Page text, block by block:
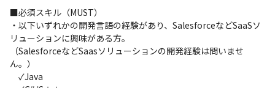
・先端CRMソリューションによる、グローバル営業基盤の構築
・日米欧に加え新興国市場への迅速な展開と定着化、効果創出の
支援
・先端CRMソリューションによるコールセンターシステムの統
合、刷新の支援
・顧客接点の変化を先読みした次世代コールセンター基盤の構
築　等…
■必須スキル（MUST）
・以下いずれかの開発言語の経験があり、SalesforceなどSaaSソ
リューションに興味がある方。
（SalesforceなどSaasソリューションの開発経験は問いませ
ん。）
✓Java